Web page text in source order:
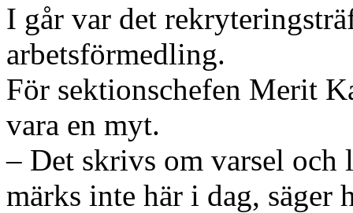
I går var det
arbetsförmedling.
För sektionschefen Merit
vara en myt.
– Det skrivs om varsel
märks inte här i dag, säger